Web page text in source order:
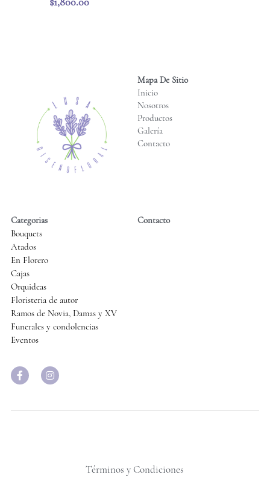
Mapa De Sitio
Inicio
Nosotros
Productos
Galería
Contacto
Categorias
Bouquets
Atados
En Florero
Cajas
Orquideas
Floristeria de autor
Ramos de Novia, Damas y XV
Funerales y condolencias
Eventos
Contacto
Términos y Condiciones